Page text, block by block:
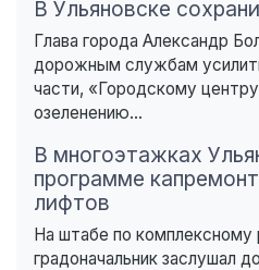
В Ульяновске
Глава города Александр
дорожным службам
части, «Городскому
озеленению...
В многоэтажках
программе
лифтов
На штабе по комплексному
градоначальник заслушал